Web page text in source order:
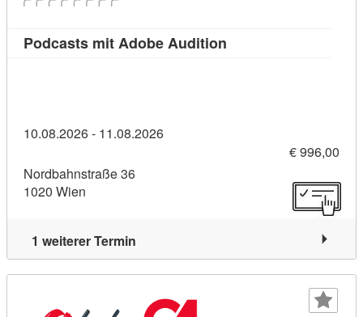
Podcasts mit Adobe Audition
10.08.2026 - 11.08.2026
€ 996,00
Nordbahnstraße 36
1020 Wien
1 weiterer Termin